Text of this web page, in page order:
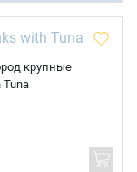
крупные
Tuna